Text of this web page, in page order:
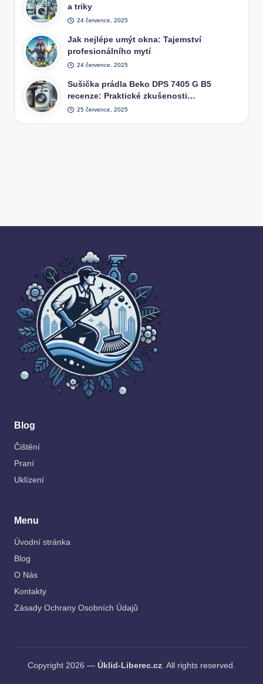
a triky
24 července, 2025
Jak nejlépe umýt okna: Tajemství
profesionálního mytí
24 července, 2025
Sušička prádla Beko DPS 7405 G B5
recenze: Praktické zkušenosti…
25 července, 2025
Blog
Čištění
Praní
Uklízení
Menu
Úvodní stránka
Blog
O Nás
Kontakty
Zásady Ochrany Osobních Údajů
Copyright 2026 — Úklid-Liberec.cz. All rights reserved.